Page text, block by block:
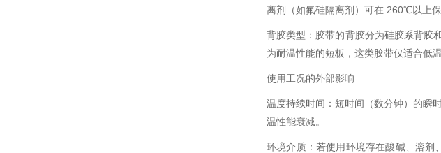
离剂（如氟硅隔离剂）可在 260℃以上保
背胶类型：胶带的背胶分为硅胶系背胶
为耐温性能的短板，这类胶带仅适合低温
使用工况的外部影响
温度持续时间：短时间（数分钟）的瞬
温性能衰减。
环境介质：若使用环境存在酸碱、溶剂